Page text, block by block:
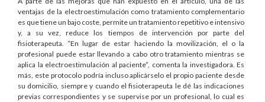
ventajas de la electroestimulación como tratamiento complementario
es que tiene un bajo coste, permite un tratamiento repetitivo e intensivo
y, a su vez, reduce los tiempos de intervención por parte del
fisioterapeuta. “En lugar de estar haciendo la movilización, el o la
profesional puede estar llevando a cabo otro tratamiento mientras se
aplica la electroestimulación al paciente”, comenta la investigadora. Es
más, este protocolo podría incluso aplicárselo el propio paciente desde
su domicilio, siempre y cuando el fisioterapeuta le dé las indicaciones
previas correspondientes y se supervise por un profesional, lo cual es